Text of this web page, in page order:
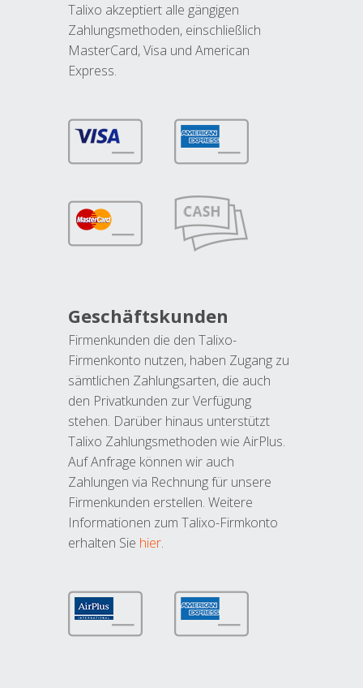
Talixo akzeptiert alle gängigen
Zahlungsmethoden, einschließlich
MasterCard, Visa und American
Express.
Geschäftskunden
Firmenkunden die den Talixo-
Firmenkonto nutzen, haben Zugang zu
sämtlichen Zahlungsarten, die auch
den Privatkunden zur Verfügung
stehen. Darüber hinaus unterstützt
Talixo Zahlungsmethoden wie AirPlus.
Auf Anfrage können wir auch
Zahlungen via Rechnung für unsere
Firmenkunden erstellen. Weitere
Informationen zum Talixo-Firmkonto
erhalten Sie hier.